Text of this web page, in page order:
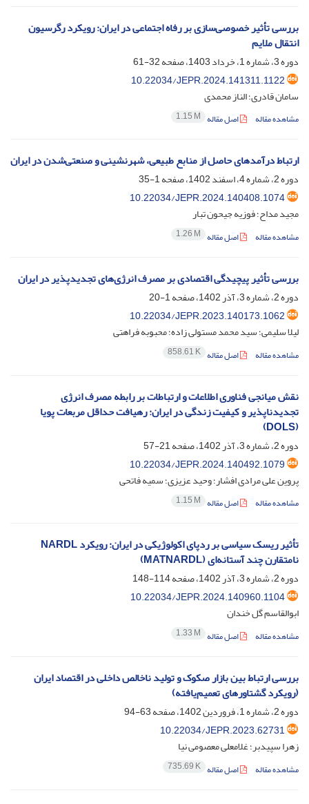
بررسی تأثیر خصوصی‌سازی بر رفاه اجتماعی در ایران: رویکرد رگرسیون
انتقال ملایم
دوره 3، شماره 1، خرداد 1403، صفحه
32-61
10.22034/JEPR.2024.141311.1122
سامان قادری؛ الناز محمدی
مشاهده مقاله اصل مقاله 1.15 M
ارتباط درآمدهای حاصل از منابع طبیعی، شهرنشینی و صنعتی‌شدن در ایران
دوره 2، شماره 4، اسفند 1402، صفحه
1-35
10.22034/JEPR.2024.140408.1074
مجید مداح؛ فوزیه جیحون تبار
مشاهده مقاله اصل مقاله 1.26 M
بررسی تأثیر پیچیدگی اقتصادی بر مصرف انرژی‌های تجدیدپذیر در ایران
دوره 2، شماره 3، آذر 1402، صفحه
1-20
10.22034/JEPR.2023.140173.1062
لیلا سلیمی؛ سید محمد مستولی زاده؛ محبوبه فراهتی
مشاهده مقاله اصل مقاله 858.61 K
نقش میانجی فناوری اطلاعات و ارتباطات بر رابطه مصرف انرژی
تجدیدناپذیر و کیفیت زندگی در ایران: رهیافت حداقل مربعات پویا
(DOLS)
دوره 2، شماره 3، آذر 1402، صفحه
21-57
10.22034/JEPR.2024.140492.1079
پروین علی مرادی افشار؛ وحید عزیزی؛ سمیه فاتحی
مشاهده مقاله اصل مقاله 1.15 M
تأثیر ریسک سیاسی بر ردپای اکولوژیکی در ایران: رویکرد NARDL
نامتقارن چند آستانه‌ای (MATNARDL)
دوره 2، شماره 3، آذر 1402، صفحه
114-148
10.22034/JEPR.2024.140960.1104
ابوالقاسم گل خندان
مشاهده مقاله اصل مقاله 1.33 M
بررسی ارتباط بین بازار صکوک و تولید ناخالص داخلی در اقتصاد ایران
(رویکرد گشتاورهای تعمیم‌یافته)
دوره 2، شماره 1، فروردین 1402، صفحه
63-94
10.22034/JEPR.2023.62731
زهرا سپیدبر؛ غلامعلی معصومی نیا
مشاهده مقاله اصل مقاله 735.69 K